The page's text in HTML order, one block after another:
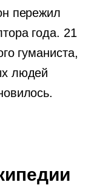
пережил
года. 21
гуманиста,
людей